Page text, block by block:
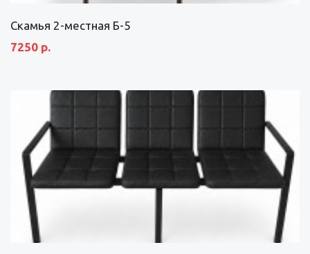
Скамья 2-местная Б-5
7250 р.